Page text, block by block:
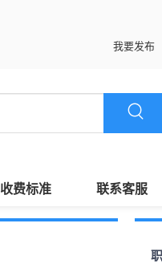
我要发布
收费标准 联系客服